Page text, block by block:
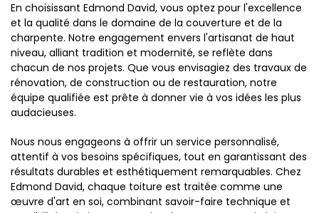
En choisissant Edmond David, vous optez pour l'excellence
et la qualité dans le domaine de la couverture et de la
charpente. Notre engagement envers l'artisanat de haut
niveau, alliant tradition et modernité, se reflète dans
chacun de nos projets. Que vous envisagiez des travaux de
rénovation, de construction ou de restauration, notre
équipe qualifiée est prête à donner vie à vos idées les plus
audacieuses.
Nous nous engageons à offrir un service personnalisé,
attentif à vos besoins spécifiques, tout en garantissant des
résultats durables et esthétiquement remarquables. Chez
Edmond David, chaque toiture est traitée comme une
œuvre d'art en soi, combinant savoir-faire technique et